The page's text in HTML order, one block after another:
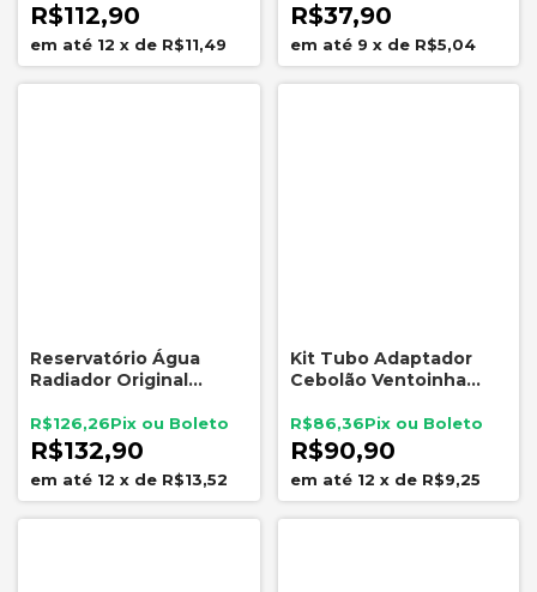
R$112,90
12 x de R$11,49
R$37,90
9 x de R$5,04
Reservatório Água
Radiador Original
Compass 52195041
R$132,90
R$126,26
12 x de R$13,52
Kit Tubo Adaptador
Cebolão Ventoinha
Universal
R$90,90
R$86,36
12 x de R$9,25